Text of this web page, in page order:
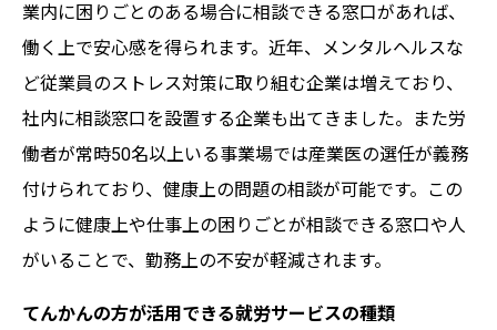
業内に困りごとのある場合に相談できる窓口があれば、
働く上で安心感を得られます。近年、メンタルヘルスな
ど従業員のストレス対策に取り組む企業は増えており、
社内に相談窓口を設置する企業も出てきました。また労
働者が常時50名以上いる事業場では産業医の選任が義務
付けられており、健康上の問題の相談が可能です。この
ように健康上や仕事上の困りごとが相談できる窓口や人
がいることで、勤務上の不安が軽減されます。
てんかんの方が活用できる就労サービスの種類